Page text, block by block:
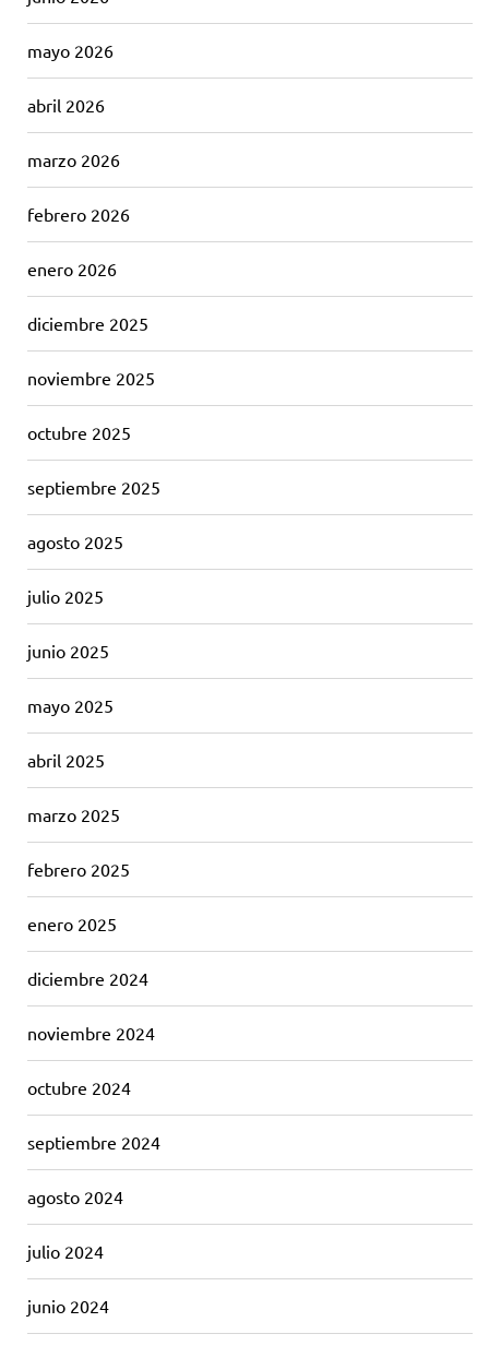
mayo 2026
abril 2026
marzo 2026
febrero 2026
enero 2026
diciembre 2025
noviembre 2025
octubre 2025
septiembre 2025
agosto 2025
julio 2025
junio 2025
mayo 2025
abril 2025
marzo 2025
febrero 2025
enero 2025
diciembre 2024
noviembre 2024
octubre 2024
septiembre 2024
agosto 2024
julio 2024
junio 2024